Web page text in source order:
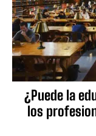
¿Puede la
los